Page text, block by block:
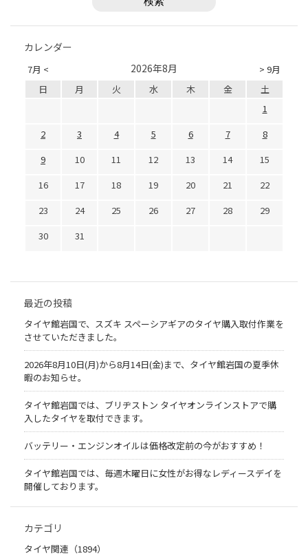
カレンダー
7月 < > 9月
2026年8月
日 月 火 水 木 金
土
1
2
3 4 5 6 7
8
9
10 11 12 13 14
15
16
17 18 19 20 21
22
23
24 25 26 27 28
29
30
31
最近の投稿
タイヤ館岩国で、スズキ スペーシアギアのタイヤ購入取付作業を
させていただきました。
2026年8月10日(月)から8月14日(金)まで、タイヤ館岩国の夏季休
暇のお知らせ。
タイヤ館岩国では、ブリヂストン タイヤオンラインストアで購
入したタイヤを取付できます。
バッテリー・エンジンオイルは価格改定前の今がおすすめ！
タイヤ館岩国では、毎週木曜日に女性がお得なレディースデイを
開催しております。
カテゴリ
タイヤ関連（1894）